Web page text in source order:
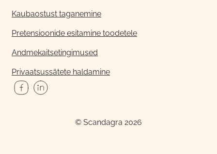
Kaubaostust taganemine
Pretensioonide esitamine toodetele
Andmekaitsetingimused
Privaatsussätete haldamine
© Scandagra 2026